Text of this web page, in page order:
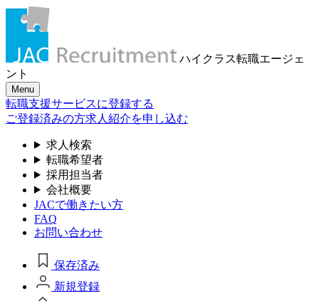
ハイクラス転職エージェ
ント
Menu
転職支援サービスに登録する
ご登録済みの方求人紹介を申し込む
求人検索
転職希望者
採用担当者
会社概要
JACで働きたい方
FAQ
お問い合わせ
保存済み
新規登録